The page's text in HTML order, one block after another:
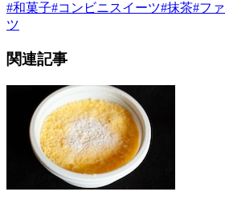
#和菓子#コンビニスイーツ#抹茶#フ
ツ
関連記事